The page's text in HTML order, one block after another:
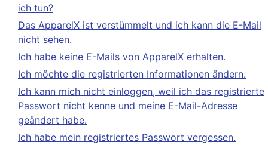
ich tun?
Das ApparelX ist verstümmelt und ich kann die E-Mail
nicht sehen.
Ich habe keine E-Mails von ApparelX erhalten.
Ich möchte die registrierten Informationen ändern.
Ich kann mich nicht einloggen, weil ich das registrierte
Passwort nicht kenne und meine E-Mail-Adresse
geändert habe.
Ich habe mein registriertes Passwort vergessen.